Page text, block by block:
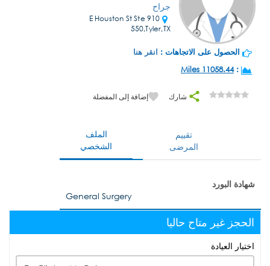
جراح
910 E Houston St Ste
550,Tyler,TX
الحصول على الاتجاهات : انقر هنا
:
11058.44 Miles
شارك إضافة إلى المفضلة
الملف
الشخصي
تقييم
المرضى
شهادة البورد
General Surgery
الحجز غير متاح حاليا
اختيار العيادة